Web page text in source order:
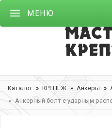
МЕНЮ
Каталог КРЕПЕЖ Анкеры
Анкерный болт с ударным